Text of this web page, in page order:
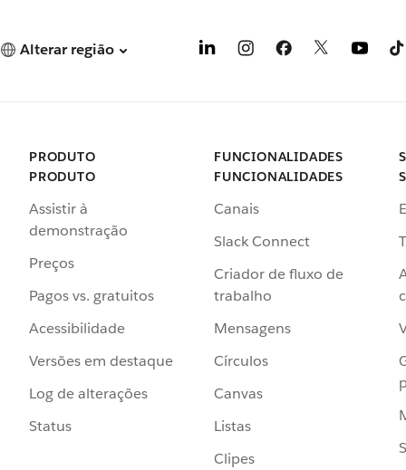
Alterar região
PRODUTO
PRODUTO
Assistir à
demonstração
Preços
Pagos vs. gratuitos
Acessibilidade
Versões em destaque
Log de alterações
Status
FUNCIONALIDADES
FUNCIONALIDADES
Canais
Slack Connect
Criador de fluxo de
trabalho
Mensagens
Círculos
Canvas
Listas
Clipes